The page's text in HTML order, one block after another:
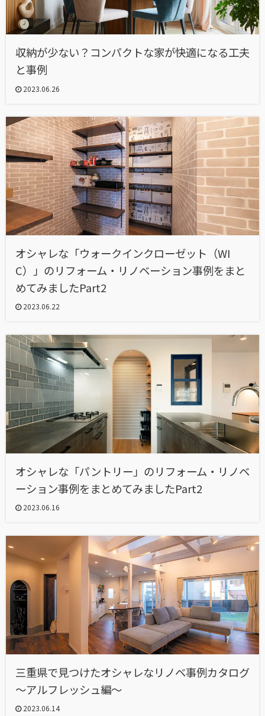
収納が少ない？コンパクトな家が快適になる工夫
と事例
2023.06.26
オシャレな「ウォークインクローゼット（WI
C）」のリフォーム・リノベーション事例をまと
めてみましたPart2
2023.06.22
オシャレな「パントリー」のリフォーム・リノベ
ーション事例をまとめてみましたPart2
2023.06.16
三重県で見つけたオシャレなリノベ事例カタログ
～アルフレッシュ編～
2023.06.14